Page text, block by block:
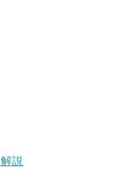
説